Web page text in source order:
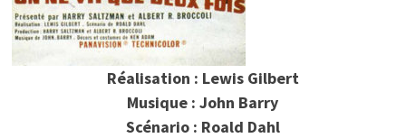
Réalisation : Lewis Gilbert
Musique : John Barry
Scénario : Roald Dahl